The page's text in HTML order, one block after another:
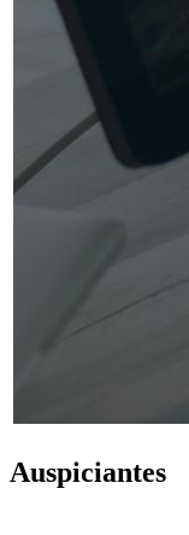
Auspiciantes